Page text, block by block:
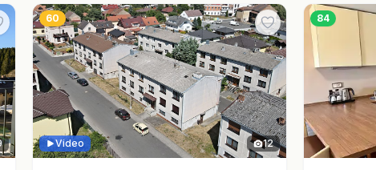
60
12
Video
84